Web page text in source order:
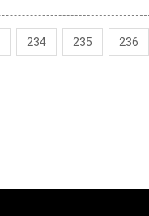
234 235 236